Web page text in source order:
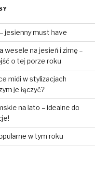
jesienny must have
wesele na jesień i zimę –
o tej porze roku
midi w stylizacjach
je łączyć?
na lato – idealne do
w tym roku